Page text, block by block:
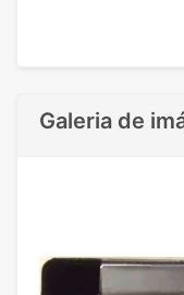
Galeria de